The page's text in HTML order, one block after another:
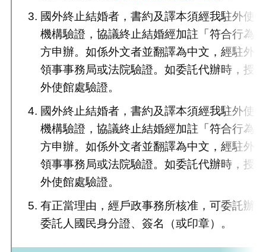
國外終止結婚者，書約及譯本須經我駐外使
機構驗證，協議終止結婚經加註「符合行為
方申辦。如係外文者並翻譯為中文，經駐外
領事事務局或法院驗證。如委託代辦時，授
外使館處驗證。
國外終止結婚者，書約及譯本須經我駐外使
機構驗證，協議終止結婚經加註「符合行為
方申辦。如係外文者並翻譯為中文，經駐外
領事事務局或法院驗證。如委託代辦時，授
外使館處驗證。
有正當理由，經戶政事務所核准，可委託辦
委託人國民身分證、簽名（或印章）。